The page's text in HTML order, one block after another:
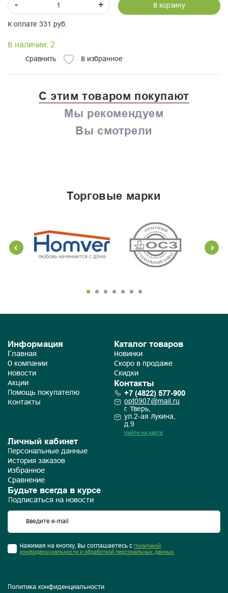
- + В корзину
К оплате 331 руб.
В наличии: 2
Сравнить В избранное
С этим товаром покупают
Мы рекомендуем
Вы смотрели
торговые марки
Информация
Главная
О компании
Новости
Акции
Помощь покупателю
Контакты
Каталог товаров
Новинки
Скоро в продаже
Скидки
Контакты
+7 (4822) 577-900
opt0907@mail.ru
г. Тверь,
ул.2-ая Лукина,
д.9
Найти на карте
Личный кабинет
Персональные данные
История заказов
Избранное
Сравнение
Будьте всегда в курсе
Подписаться на новости
Нажимая на кнопку, Вы соглашаетесь с Политикой
конфиденцуиальности и обработкой персональных данных
Политика конфиденциальности